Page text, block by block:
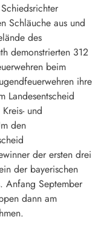
Schläuche aus und
des
demonstrierten 312
beim
ihre
Landesentscheid
und
den
der ersten drei
der bayerischen
Anfang September
dann am